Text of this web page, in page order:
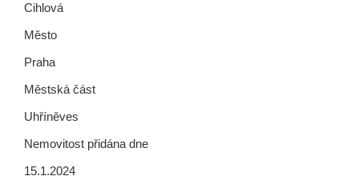
Cihlová
Město
Praha
Městská část
Uhříněves
Nemovitost přidána dne
15.1.2024